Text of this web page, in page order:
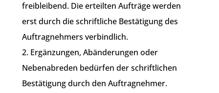
freibleibend. Die erteilten Aufträge werden
erst durch die schriftliche Bestätigung des
Auftragnehmers verbindlich.
2. Ergänzungen, Abänderungen oder
Nebenabreden bedürfen der schriftlichen
Bestätigung durch den Auftragnehmer.